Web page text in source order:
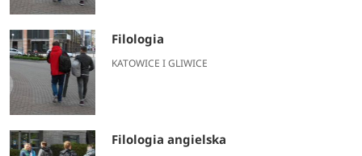
Filologia
KATOWICE I GLIWICE
Filologia angielska